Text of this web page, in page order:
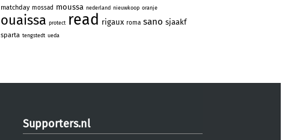
matchday mossad moussa nederland nieuwkoop oranje
ouaissa protect read rigaux roma sano sjaakf
sparta tengstedt ueda
Supporters.nl